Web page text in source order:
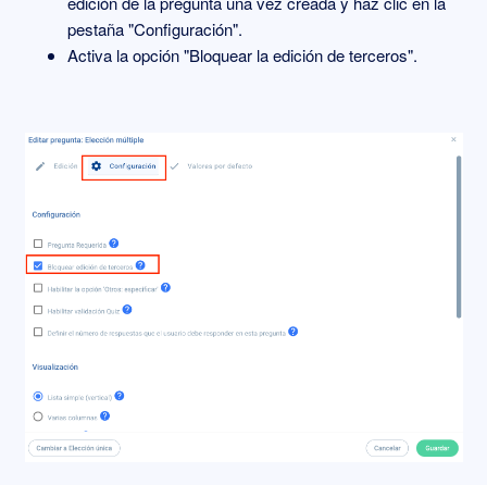
Validación de respuestas personalizada: Expresiones
pestaña "Configuración".
Activa la opción "Bloquear la edición de terceros".